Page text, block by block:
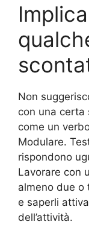
Non
con una certa
come un
Modulare.
rispondono
Lavorare con
almeno due o
e saperli
dell’attività.